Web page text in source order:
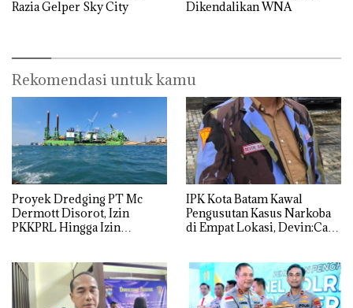
Razia Gelper Sky City
Dikendalikan WNA
Rekomendasi untuk kamu
Proyek Dredging PT Mc
Dermott Disorot, Izin
PKKPRL Hingga Izin
IPK Kota Batam Kawal
Pengusutan Kasus Narkoba
di Empat Lokasi, Devin:Cari